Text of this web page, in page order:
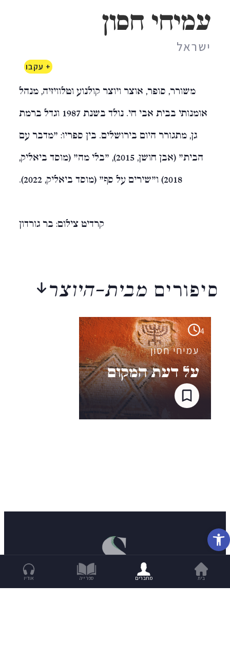
פתח סרגל נגישות
עמיחי חסון
ישראל
+ עקבו
משורר, סופר, אוצר ויוצר קולנוע וטלוויזיה, מנהל
אומנותי בבית אבי חי. נולד בשנת 1987 וגדל ברמת
גן, מתגורר היום בירושלים. בין ספריו: "מדבר עם
הבית" (אבן חושן, 2015), "בלי מה" (מוסד ביאליק,
2018) ו"שירים על סף" (מוסד ביאליק, 2022).
קרדיט צילום: בר גורדון
סיפורים מבית-היוצר
4
עמיחי חסון
על דעת המקום
בית מחברים ספרייה אודיו